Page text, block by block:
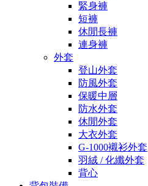
緊身褲
短褲
休閒長褲
連身褲
外套
登山外套
防風外套
保暖中層
防水外套
休閒外套
大衣外套
G-1000襯衫外套
羽絨 / 化纖外套
背心